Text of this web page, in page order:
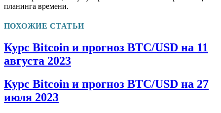
планинга времени.
ПОХОЖИЕ СТАТЬИ
Курс Bitcoin и прогноз BTC/USD на 11
августа 2023
Курс Bitcoin и прогноз BTC/USD на 27
июля 2023